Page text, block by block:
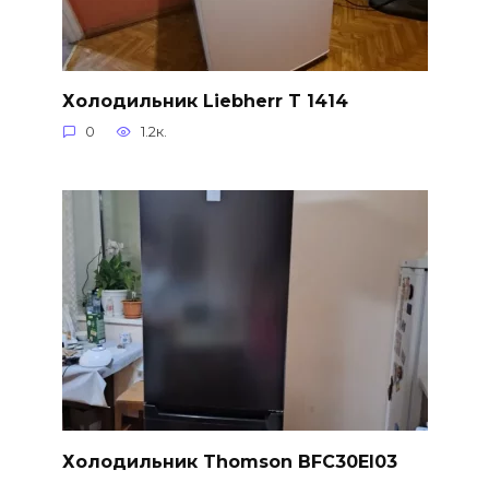
Холодильник Liebherr T 1414
0 1.2к.
Холодильник Thomson BFC30EI03